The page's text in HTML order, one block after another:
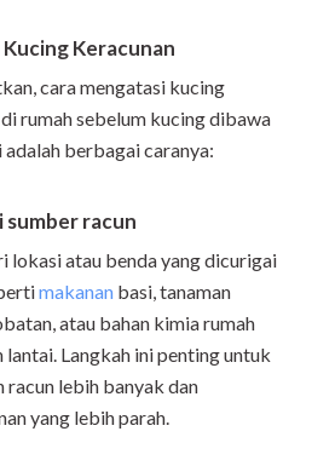
Keracunan
cara mengatasi kucing
rumah sebelum kucing dibawa
berbagai caranya:
sumber racun
lokasi atau benda yang dicurigai
makanan basi, tanaman
atau bahan kimia rumah
Langkah ini penting untuk
racun lebih banyak dan
yang lebih parah.